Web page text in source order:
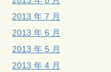
2013 年 7 月
2013 年 6 月
2013 年 5 月
2013 年 4 月